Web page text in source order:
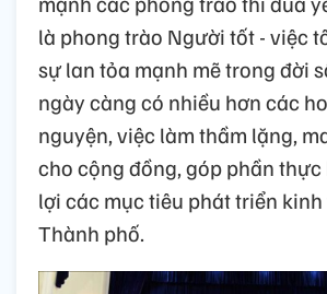
là phong trào Người tốt - việc
sự lan tỏa mạnh mẽ trong đời
ngày càng có nhiều hơn các
nguyện, việc làm thầm lặng,
cho cộng đồng, góp phần
lợi các mục tiêu phát triển kinh
Thành phố.